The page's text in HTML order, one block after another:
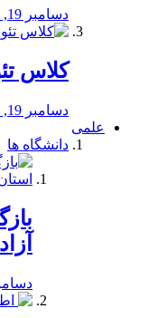
دسامبر 19, 2019
کلاس
دسامبر 19, 2019
علمی
دانشگاه ها
دسامبر 25,